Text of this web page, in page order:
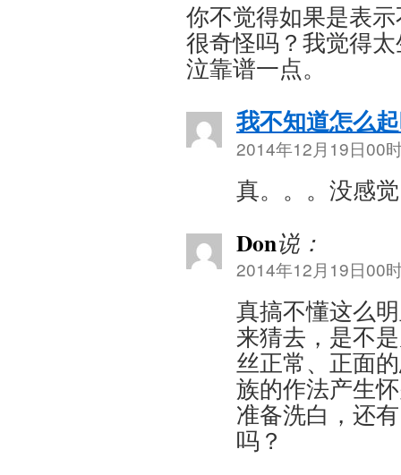
你不觉得如果是表
很奇怪吗？我觉得
泣靠谱一点。
我不知道怎么
2014年12月19日00
真。。。没感
Don说：
2014年12月19日00
真搞不懂这么
来猜去，是不
丝正常、正面
族的作法产生
准备洗白，还
吗？